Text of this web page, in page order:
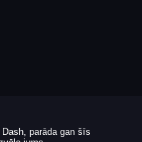
parāda gan šīs